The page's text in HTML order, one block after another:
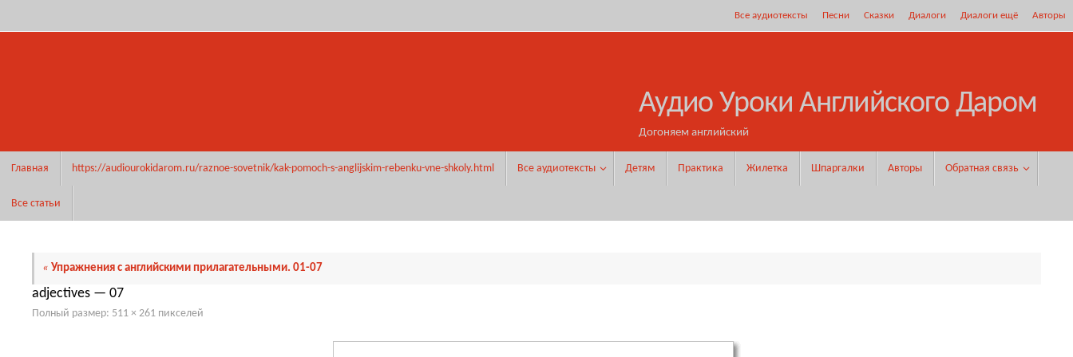
к
Все аудиотексты Песни Сказки Диалоги Диалоги ещё Авторы
Аудио Уроки Английского Даром
Догоняем английский
Главная https://audiourokidarom.ru/raznoe-sovetnik/kak-pomoch-s-anglijskim-rebenku-vne-shkoly.html Все аудиотексты Детям Практика Жилетка Шпаргалки Авторы Обратная связь
Все статьи
« Упражнения с английскими прилагательными. 01-07
adjectives — 07
Полный размер: 511 × 261 пикселей